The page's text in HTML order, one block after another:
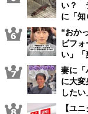
い？
に「知
“おか
ビフ
い」
妻に
に大
した
【ユ